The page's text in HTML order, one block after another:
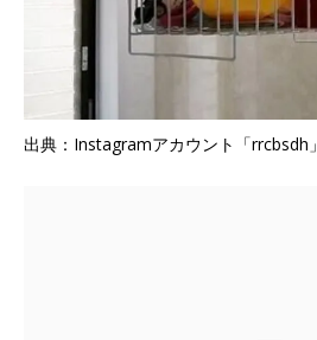
出典：Instagramアカウント「rrcbsdh」